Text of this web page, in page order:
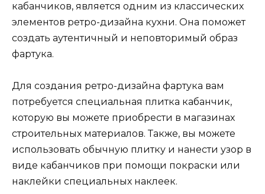
кабанчиков, является одним из классических
элементов ретро-дизайна кухни. Она поможет
создать аутентичный и неповторимый образ
фартука.
Для создания ретро-дизайна фартука вам
потребуется специальная плитка кабанчик,
которую вы можете приобрести в магазинах
строительных материалов. Также, вы можете
использовать обычную плитку и нанести узор в
виде кабанчиков при помощи покраски или
наклейки специальных наклеек.